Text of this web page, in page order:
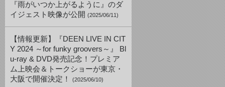
『雨がいつか上がるように』のダ
イジェスト映像が公開 (2025/06/11)
【情報更新】『DEEN LIVE IN CIT
Y 2024 ～for funky groovers～』 Bl
u-ray & DVD発売記念！プレミア
ム上映会＆トークショーが東京・
大阪で開催決定！
(2025/06/10)